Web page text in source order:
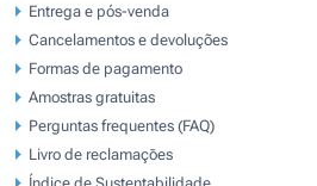
Entrega e pós-venda
Cancelamentos e devoluções
Formas de pagamento
Amostras gratuitas
Perguntas frequentes (FAQ)
Livro de reclamaçōes
Índice de Sustentabilidade